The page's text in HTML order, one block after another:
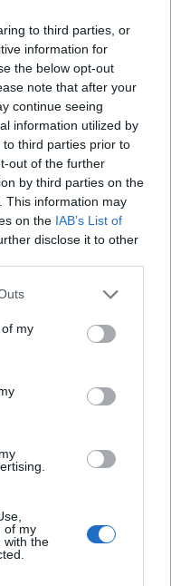
to third parties, or
information for
the below opt-out
note that after your
continue seeing
information utilized by
third parties prior to
out of the further
by third parties on the
This information may
on the IAB’s List of
disclose it to other
my
of my
with the